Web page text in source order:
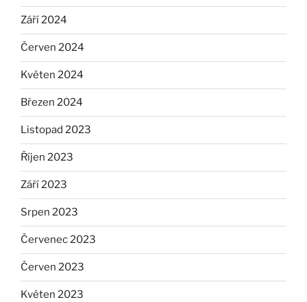
Září 2024
Červen 2024
Květen 2024
Březen 2024
Listopad 2023
Říjen 2023
Září 2023
Srpen 2023
Červenec 2023
Červen 2023
Květen 2023